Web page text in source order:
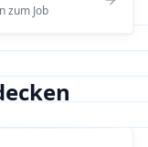
zum Job